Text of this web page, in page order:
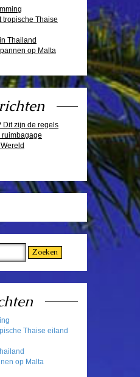
tropische Thaise
Thailand
op Malta
Dit zijn de regels
Thaise eiland
op Malta